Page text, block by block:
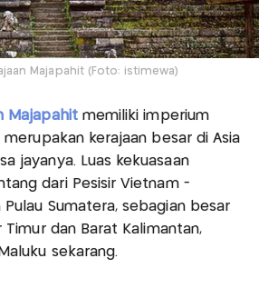
Majapahit (Foto: istimewa)
Majapahit memiliki imperium
merupakan kerajaan besar di Asia
jayanya. Luas kekuasaan
dari Pesisir Vietnam -
Pulau Sumatera, sebagian besar
Timur dan Barat Kalimantan,
sekarang.